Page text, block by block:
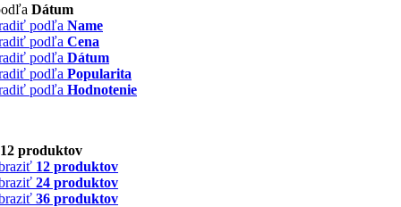
Dátum
podľa Name
podľa Cena
podľa Dátum
podľa Popularita
podľa Hodnotenie
12 produktov
12 produktov
24 produktov
36 produktov